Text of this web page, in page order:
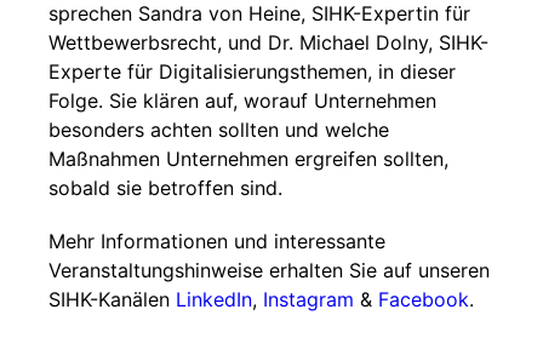
sprechen Sandra von Heine, SIHK-Expertin für
Wettbewerbsrecht, und Dr. Michael Dolny, SIHK-
Experte für Digitalisierungsthemen, in dieser
Folge. Sie klären auf, worauf Unternehmen
besonders achten sollten und welche
Maßnahmen Unternehmen ergreifen sollten,
sobald sie betroffen sind.
Mehr Informationen und interessante
Veranstaltungshinweise erhalten Sie auf unseren
SIHK-Kanälen LinkedIn, Instagram & Facebook.